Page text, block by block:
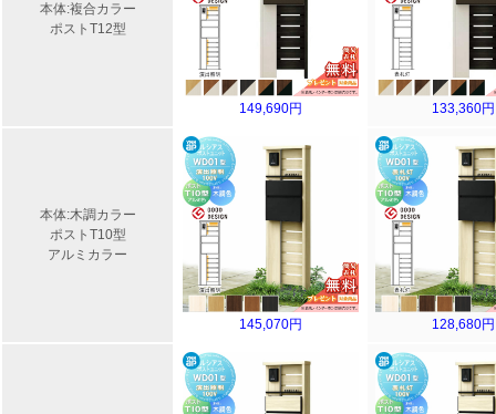
本体:複合カラー
ポストT12型
149,690円 133,360円
本体:木調カラー
ポストT10型
アルミカラー
145,070円 128,680円